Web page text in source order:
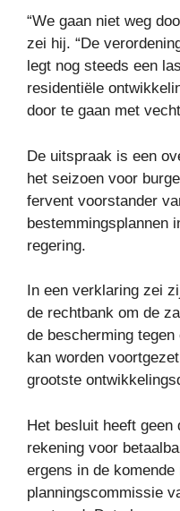
“We gaan niet weg
zei hij. “De
legt nog steeds een
residentiële
door te gaan met
De uitspraak is een
het seizoen voor
fervent voorstander
bestemmingsplannen
regering.
In een verklaring zei
de rechtbank om de
de bescherming
kan worden
grootste
Het besluit heeft geen
rekening voor
ergens in de komende
planningscommissie